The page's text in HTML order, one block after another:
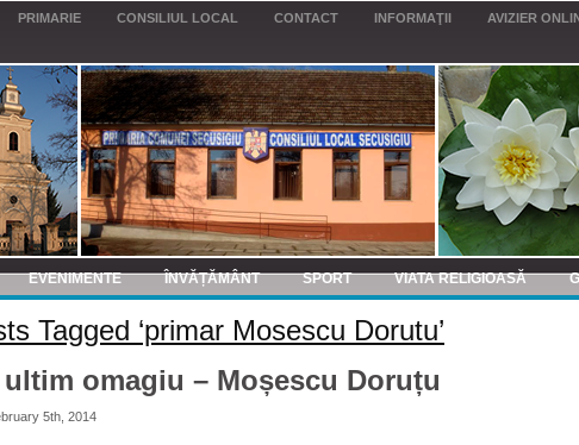
PRIMARIE CONSILIUL LOCAL CONTACT INFORMAŢII AVIZIER
EVENIMENTE ÎNVĂȚĂMÂNT SPORT VIATA RELIGIOASĂ
Tagged ‘primar Mosescu Dorutu’
ultim omagiu – Moșescu Doruțu
5th, 2014